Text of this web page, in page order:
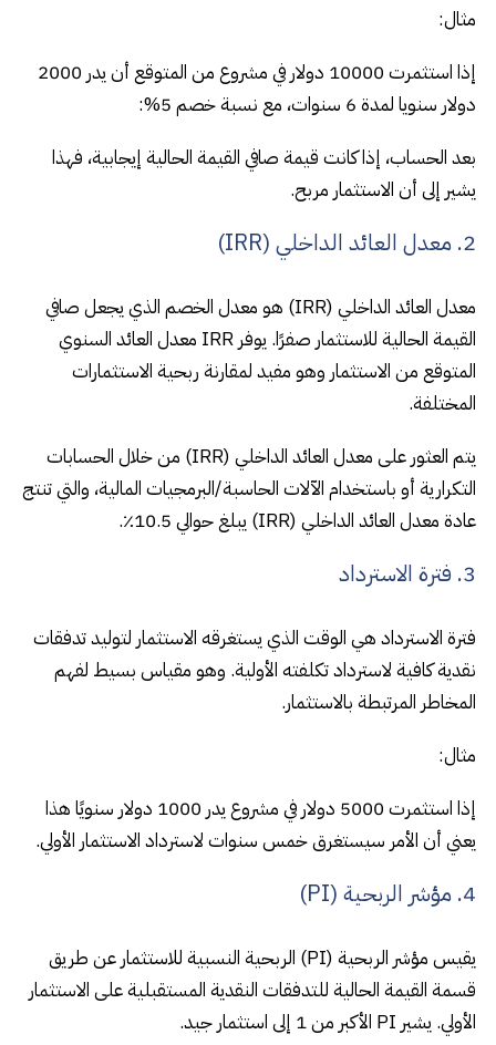
مثال:
إذا استثمرت 10000 دولار في مشروع من المتوقع أن يدر 2000
دولار سنويا لمدة 6 سنوات، مع نسبة خصم 5%:
بعد الحساب، إذا كانت قيمة صافي القيمة الحالية إيجابية، فهذا
يشير إلى أن الاستثمار مربح.
2. معدل العائد الداخلي (IRR)
معدل العائد الداخلي (IRR) هو معدل الخصم الذي يجعل صافي
القيمة الحالية للاستثمار صفرًا. يوفر IRR معدل العائد السنوي
المتوقع من الاستثمار وهو مفيد لمقارنة ربحية الاستثمارات
المختلفة.
يتم العثور على معدل العائد الداخلي (IRR) من خلال الحسابات
التكرارية أو باستخدام الآلات الحاسبة/البرمجيات المالية، والتي تنتج
عادة معدل العائد الداخلي (IRR) يبلغ حوالي 10.5٪.
3. فترة الاسترداد
فترة الاسترداد هي الوقت الذي يستغرقه الاستثمار لتوليد تدفقات
نقدية كافية لاسترداد تكلفته الأولية. وهو مقياس بسيط لفهم
المخاطر المرتبطة بالاستثمار.
مثال:
إذا استثمرت 5000 دولار في مشروع يدر 1000 دولار سنويًا هذا
يعني أن الأمر سيستغرق خمس سنوات لاسترداد الاستثمار الأولي.
4. مؤشر الربحية (PI)
يقيس مؤشر الربحية (PI) الربحية النسبية للاستثمار عن طريق
قسمة القيمة الحالية للتدفقات النقدية المستقبلية على الاستثمار
الأولي. يشير PI الأكبر من 1 إلى استثمار جيد.